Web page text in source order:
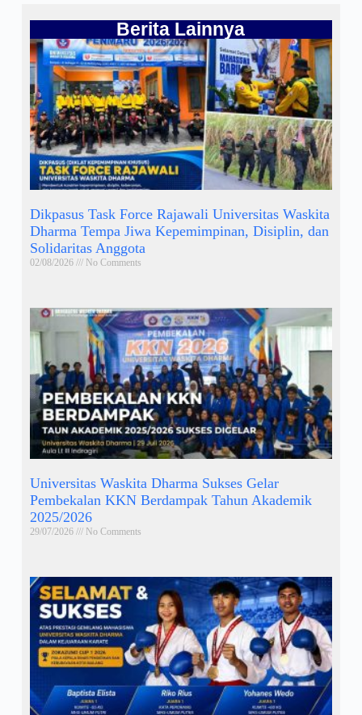
Berita Lainnya
Dikpasus Task Force Rajawali Universitas Waskita
Dharma Tempa Jiwa Kepemimpinan, Disiplin, dan
Solidaritas Anggota
02/08/2026 No Comments
Universitas Waskita Dharma Sukses Gelar
Pembekalan KKN Berdampak Tahun Akademik
2025/2026
29/07/2026 No Comments